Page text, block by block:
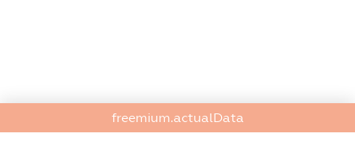
freemium.actualData